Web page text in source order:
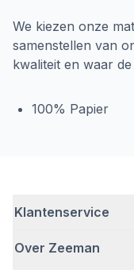
We kiezen onze
samenstellen van
kwaliteit en waar
100% Papier
Klantenservice
Veelgestelde vragen
Over Zeeman